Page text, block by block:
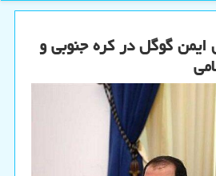
گوگل در کره جنوبی و